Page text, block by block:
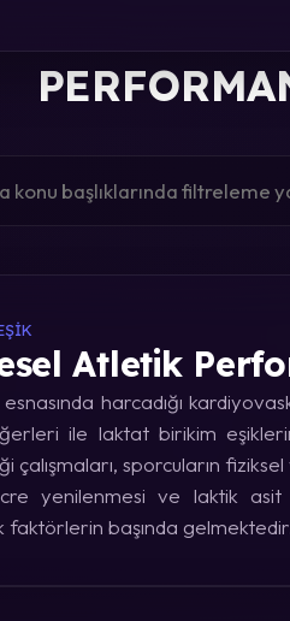
Atletik
harcadığı
ile laktat birikim
sporcuların
yenilenmesi ve laktik asit
başında